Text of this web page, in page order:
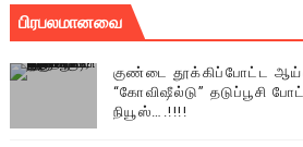
பிரபலமானவை
குண்டை தூக்கிப்போட்ட
“கோவிஷீல்டு” தடுப்பூசி
நியூஸ்….!!!!